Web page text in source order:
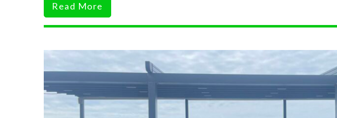
Read More